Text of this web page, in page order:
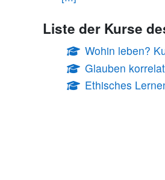
Liste der Kurse
Wohin leben?
Glauben
Ethisches